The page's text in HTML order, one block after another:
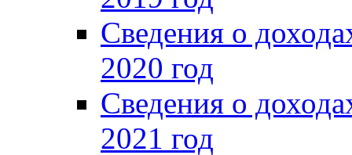
Сведения о
2020 год
Сведения о
2021 год